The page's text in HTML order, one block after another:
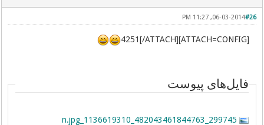
#26
06-03-2014, 11:27 PM
[ATTACH=CONFIG]4251[/ATTACH]
فایل‌های پیوست
299745_482043461844763_1136619310_n.jpg